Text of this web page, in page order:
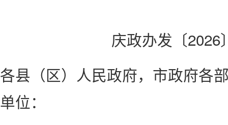
庆政办发〔2026
各县（区）人民政府，市政府各
单位：